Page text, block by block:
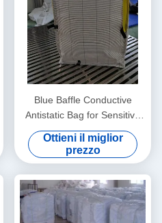
Blue Baffle Conductive
Antistatic Bag for Sensitive
Components
Ottieni il miglior
prezzo